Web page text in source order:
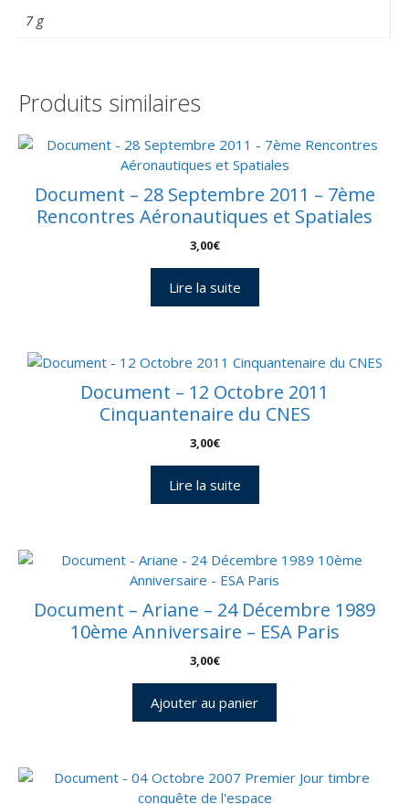
7 g
Produits similaires
Document – 28 Septembre 2011 – 7ème
Rencontres Aéronautiques et Spatiales
3,00€
Lire la suite
Document – 12 Octobre 2011
Cinquantenaire du CNES
3,00€
Lire la suite
Document – Ariane – 24 Décembre 1989
10ème Anniversaire – ESA Paris
3,00€
Ajouter au panier